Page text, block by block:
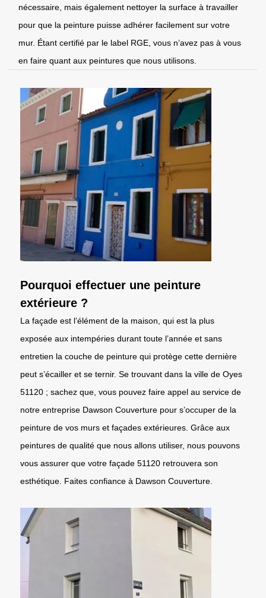
nécessaire, mais également nettoyer la surface à travailler
pour que la peinture puisse adhérer facilement sur votre
mur. Étant certifié par le label RGE, vous n’avez pas à vous
en faire quant aux peintures que nous utilisons.
Pourquoi effectuer une peinture
extérieure ?
La façade est l’élément de la maison, qui est la plus
exposée aux intempéries durant toute l’année et sans
entretien la couche de peinture qui protège cette dernière
peut s’écailler et se ternir. Se trouvant dans la ville de Oyes
51120 ; sachez que, vous pouvez faire appel au service de
notre entreprise Dawson Couverture pour s’occuper de la
peinture de vos murs et façades extérieures. Grâce aux
peintures de qualité que nous allons utiliser, nous pouvons
vous assurer que votre façade 51120 retrouvera son
esthétique. Faites confiance à Dawson Couverture.